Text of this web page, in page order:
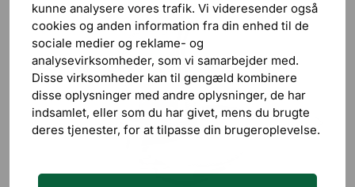
kunne analysere vores trafik. Vi videresender også
cookies og anden information fra din enhed til de
sociale medier og reklame- og
analysevirksomheder, som vi samarbejder med.
Disse virksomheder kan til gengæld kombinere
disse oplysninger med andre oplysninger, de har
indsamlet, eller som du har givet, mens du brugte
deres tjenester, for at tilpasse din brugeroplevelse.